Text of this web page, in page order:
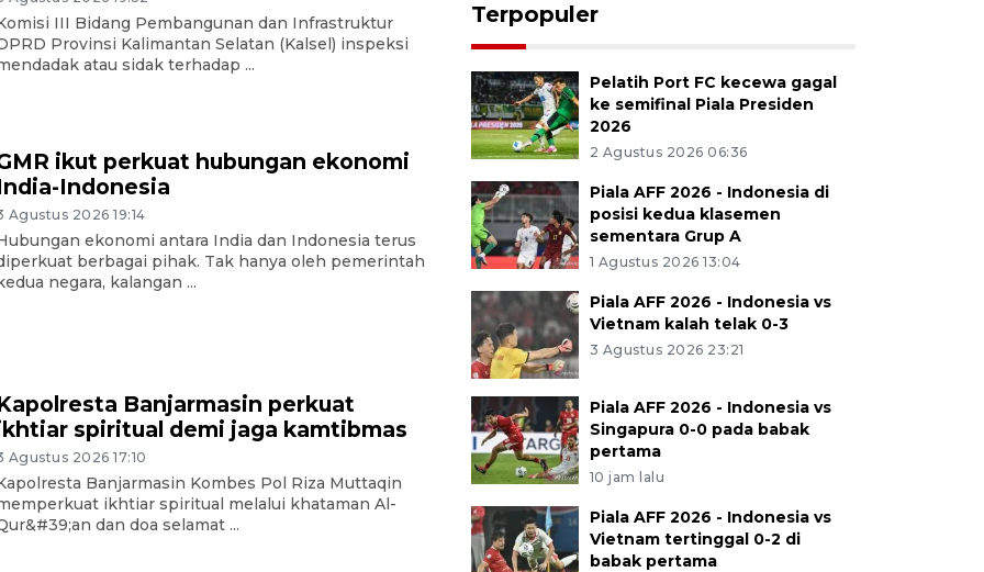
III Bidang Pembangunan dan Infrastruktur
Provinsi Kalimantan Selatan (Kalsel) inspeksi
atau sidak terhadap ...
ikut perkuat hubungan ekonomi
Indonesia
Agustus 2026 19:14
ekonomi antara India dan Indonesia terus
berbagai pihak. Tak hanya oleh pemerintah
negara, kalangan ...
Banjarmasin perkuat
spiritual demi jaga kamtibmas
Agustus 2026 17:10
Banjarmasin Kombes Pol Riza Muttaqin
ikhtiar spiritual melalui khataman Al-
dan doa selamat ...
Terpopuler
Pelatih Port FC kecewa gagal
ke semifinal Piala Presiden
2026
2 Agustus 2026 06:36
Piala AFF 2026 - Indonesia di
posisi kedua klasemen
sementara Grup A
1 Agustus 2026 13:04
Piala AFF 2026 - Indonesia vs
Vietnam kalah telak 0-3
3 Agustus 2026 23:21
Piala AFF 2026 - Indonesia vs
Singapura 0-0 pada babak
pertama
10 jam lalu
Piala AFF 2026 - Indonesia vs
Vietnam tertinggal 0-2 di
babak pertama